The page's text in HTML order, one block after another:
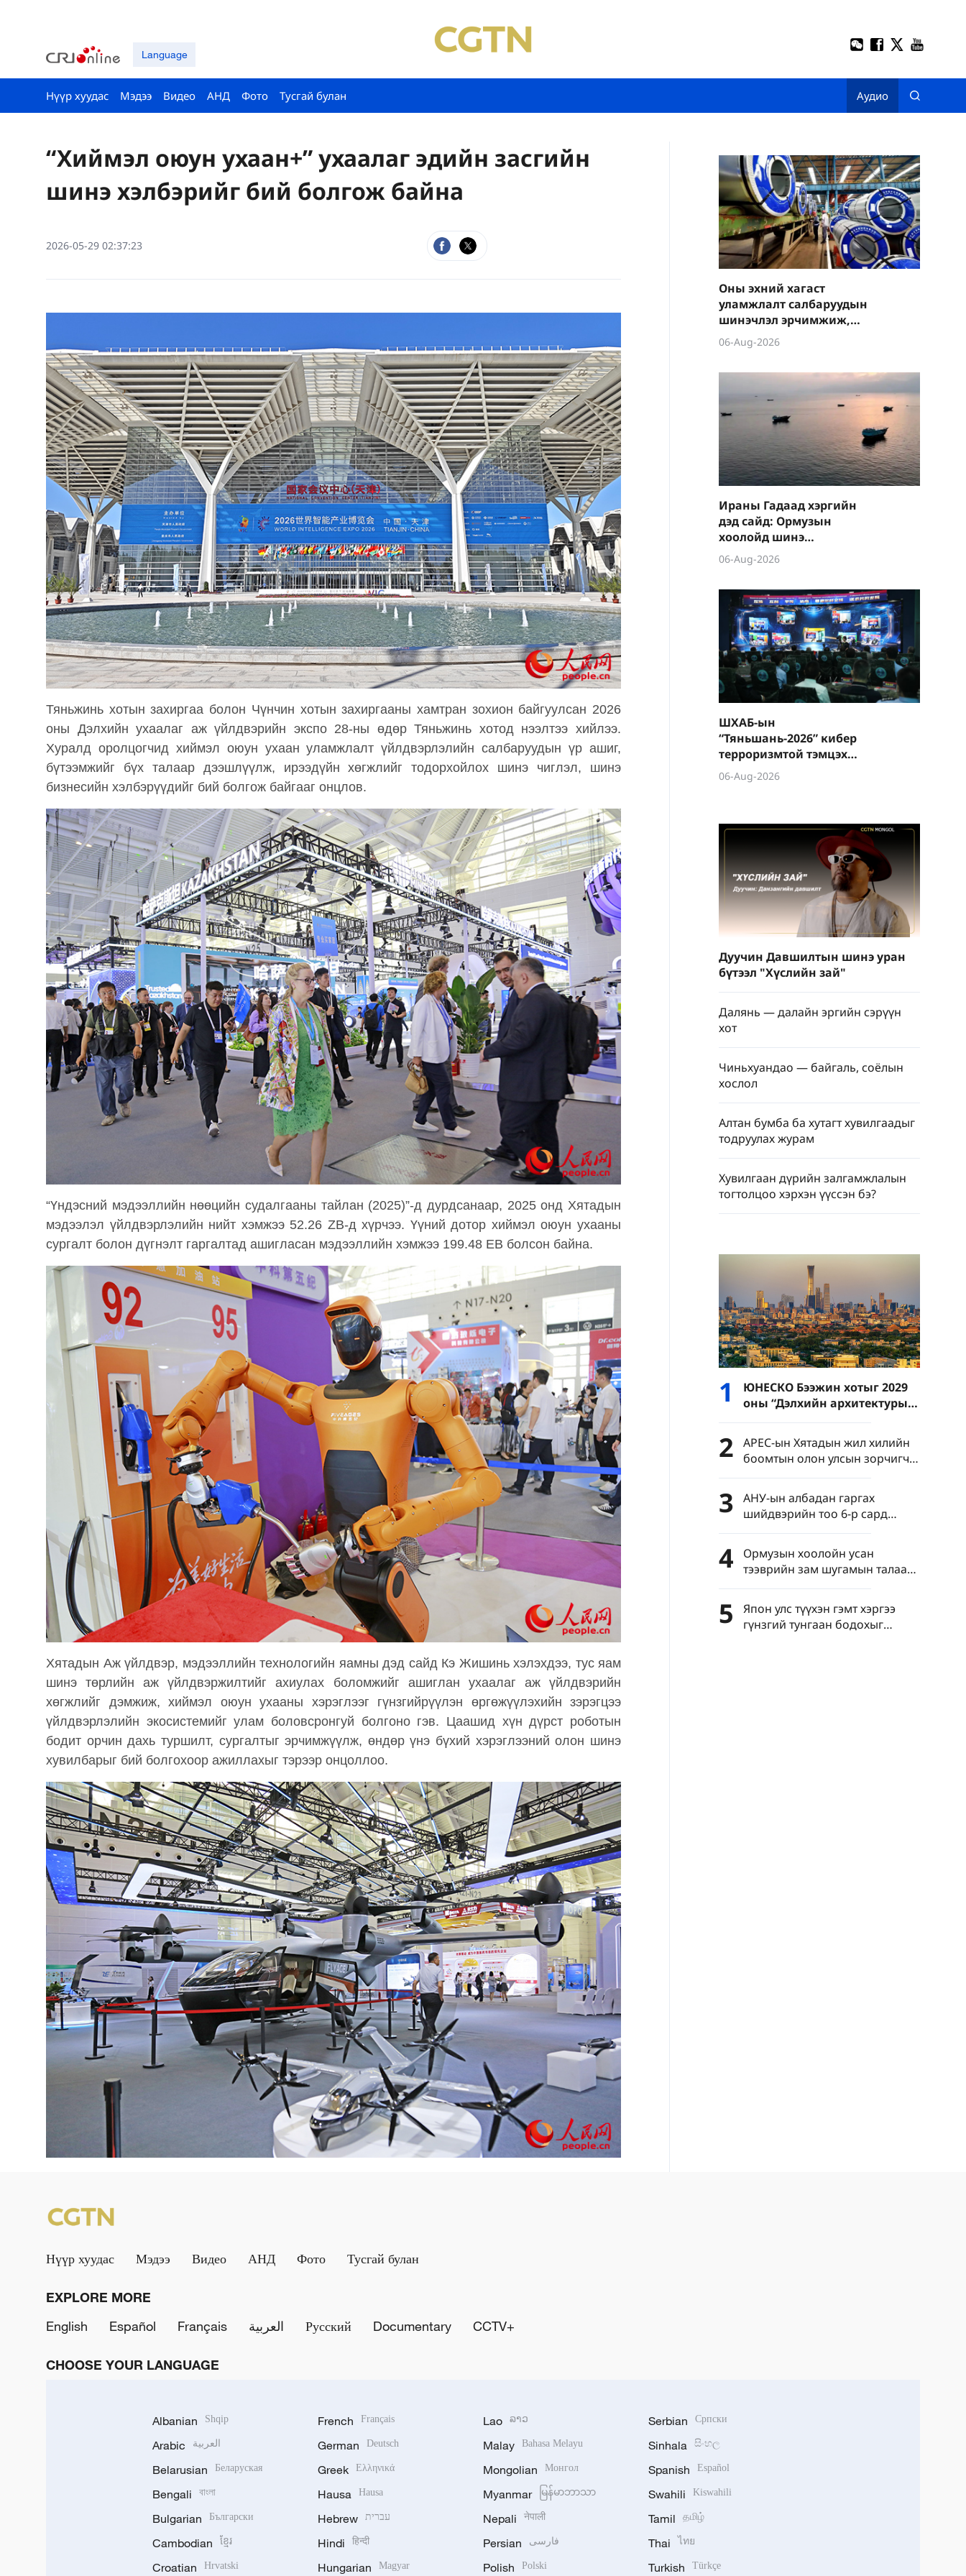
Language
Нүүр хуудас Мэдээ Видео АНД Фото Тусгай булан Аудио
“Хиймэл оюун ухаан+” ухаалаг эдийн засгийн
шинэ хэлбэрийг бий болгож байна
2026-05-29 02:37:23
Тяньжинь хотын захиргаа болон Чүнчин хотын захиргааны хамтран зохион байгуулсан 2026
оны Дэлхийн ухаалаг аж үйлдвэрийн экспо 28-ны өдөр Тяньжинь хотод нээлтээ хийлээ.
Хуралд оролцогчид хиймэл оюун ухаан уламжлалт үйлдвэрлэлийн салбаруудын үр ашиг,
бүтээмжийг бүх талаар дээшлүүлж, ирээдүйн хөгжлийг тодорхойлох шинэ чиглэл, шинэ
бизнесийн хэлбэрүүдийг бий болгож байгааг онцлов.
“Үндэсний мэдээллийн нөөцийн судалгааны тайлан (2025)”-д дурдсанаар, 2025 онд Хятадын
мэдээлэл үйлдвэрлэлийн нийт хэмжээ 52.26 ZB-д хүрчээ. Үүний дотор хиймэл оюун ухааны
сургалт болон дүгнэлт гаргалтад ашигласан мэдээллийн хэмжээ 199.48 EB болсон байна.
Хятадын Аж үйлдвэр, мэдээллийн технологийн яамны дэд сайд Кэ Жишинь хэлэхдээ, тус яам
шинэ төрлийн аж үйлдвэржилтийг ахиулах боломжийг ашиглан ухаалаг аж үйлдвэрийн
хөгжлийг дэмжиж, хиймэл оюун ухааны хэрэглээг гүнзгийрүүлэн өргөжүүлэхийн зэрэгцээ
үйлдвэрлэлийн экосистемийг улам боловсронгуй болгоно гэв. Цаашид хүн дүрст роботын
бодит орчин дахь туршилт, сургалтыг эрчимжүүлж, өндөр үнэ бүхий хэрэглээний олон шинэ
хувилбарыг бий болгохоор ажиллахыг тэрээр онцоллоо.
Оны эхний хагаст
уламжлалт салбаруудын
шинэчлэл эрчимжиж,
шинэ салбарууд
хурдацтай өсөлт үзүүлэв
06-Aug-2026
Ираны Гадаад хэргийн
дэд сайд: Ормузын
хоолойд шинэ
зохицуулалт хэрэгжүүлж,
усан замуудыг түр хаана
06-Aug-2026
ШХАБ-ын
“Тяньшань-2026” кибер
терроризмтой тэмцэх
хамтарсан сургуулилалт
боллоо
06-Aug-2026
Дуучин Давшилтын шинэ уран
бүтээл "Хүслийн зай"
Далянь — далайн эргийн сэрүүн
хот
Чиньхуандао — байгаль, соёлын
хослол
Алтан бумба ба хутагт хувилгаадыг
тодруулах журам
Хувилгаан дүрийн залгамжлалын
тогтолцоо хэрхэн үүссэн бэ?
1
ЮНЕСКО Бээжин хотыг 2029
оны “Дэлхийн архитектурын
нийслэл”-ээр батламжиллаа
2
APEC-ын Хятадын жил хилийн
боомтын олон улсын зорчигч
урсгалыг эрчимжүүлэв
3
АНУ-ын албадан гаргах
шийдвэрийн тоо 6-р сард
түүхэн дээд хэмжээнд хүрчээ
4
Ормузын хоолойн усан
тээврийн зам шугамын талаар
Иран Омантай тохиролцоонд
хүрчээ
5
Япон улс түүхэн гэмт хэргээ
гүнзгий тунгаан бодохыг
Нүүр хуудас Мэдээ Видео АНД Фото Тусгай булан
EXPLORE MORE
English
Español Français العربية Русский Documentary CCTV+
CHOOSE YOUR LANGUAGE
Albanian Shqip
Arabic العربية
Belarusian Беларуская
Bengali বাংলা
Bulgarian Български
Cambodian ខ្មែរ
Croatian Hrvatski
French Français
German Deutsch
Greek Ελληνικά
Hausa Hausa
Hebrew עברית
Hindi हिन्दी
Hungarian Magyar
Lao ລາວ
Malay Bahasa Melayu
Mongolian Монгол
Myanmar မြန်မာဘာသာ
Nepali नेपाली
Persian فارسی
Polish Polski
Serbian Српски
Sinhala සිංහල
Spanish Español
Swahili Kiswahili
Tamil தமிழ்
Thai ไทย
Turkish Türkçe